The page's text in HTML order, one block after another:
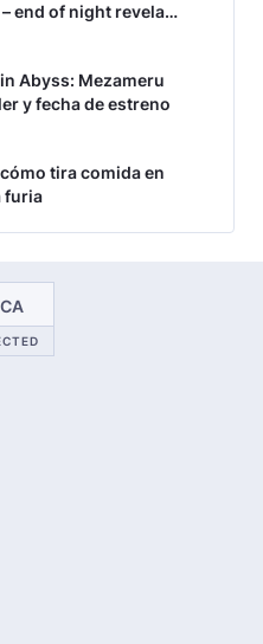
end of night revela
Abyss: Mezameru
y fecha de estreno
tira comida en
furia